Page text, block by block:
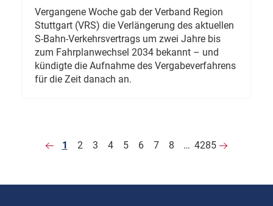
Vergangene Woche gab der Verband Region
Stuttgart (VRS) die Verlängerung des aktuellen
S-Bahn-Verkehrsvertrags um zwei Jahre bis
zum Fahrplanwechsel 2034 bekannt – und
kündigte die Aufnahme des Vergabeverfahrens
für die Zeit danach an.
1 2 3 4 5 6 7 8 … 4285